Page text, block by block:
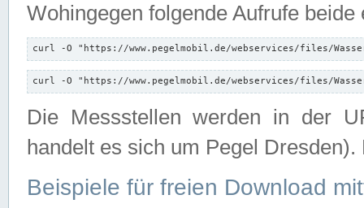
Wohingegen folgende Aufrufe beide
curl -O "https://www.pegelmobil.de/webservices/files/
curl -O "https://www.pegelmobil.de/webservices/files/
Die Messstellen werden in der
handelt es sich um Pegel
Beispiele für freien Download